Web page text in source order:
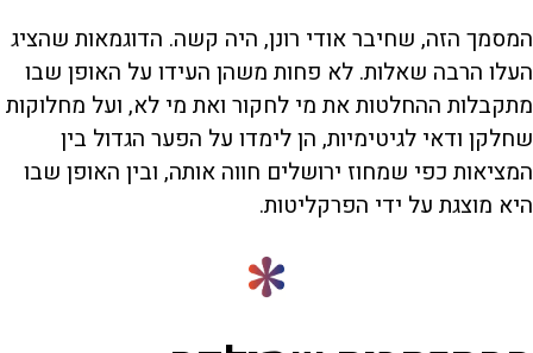
המסמך הזה, שחיבר אודי רונן, היה קשה. הדוגמאות שהציג
העלו הרבה שאלות. לא פחות משהן העידו על האופן שבו
מתקבלות ההחלטות את מי לחקור ואת מי לא, ועל מחלוקות
שחלקן ודאי לגיטימיות, הן לימדו על הפער הגדול בין
המציאות כפי שמחוז ירושלים חווה אותה, ובין האופן שבו
היא מוצגת על ידי הפרקליטות.